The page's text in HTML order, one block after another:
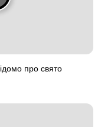
про свято